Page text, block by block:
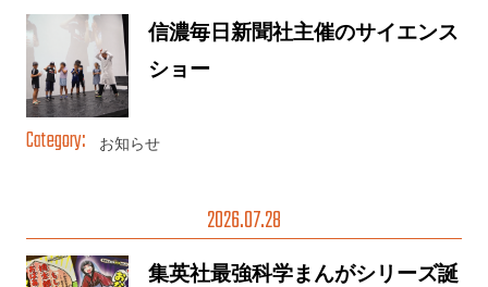
信濃毎日新聞社主催のサイエンス
ショー
お知らせ
2026.07.28
集英社最強科学まんがシリーズ誕